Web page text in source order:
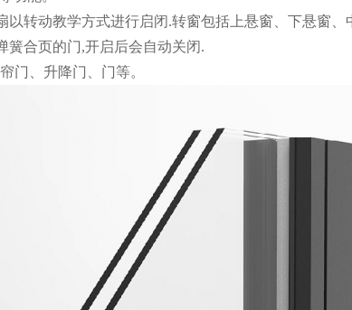
以转动教学方式进行启闭.转窗包括上悬窗、下悬窗、
簧合页的门,开启后会自动关闭.
门、升降门、门等。